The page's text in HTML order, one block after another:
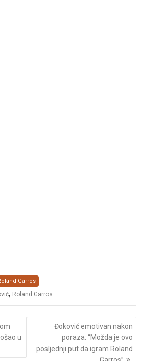
Garros
, Roland Garros
u
Đoković emotivan nakon
poraza: “Možda je ovo
posljednji put da igram Roland